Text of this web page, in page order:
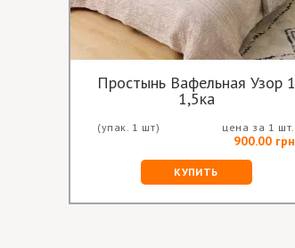
Простынь Вафельная Узор 1
1,5ка
(упак. 1 шт) цена за 1 шт.
900.00 грн
КУПИТЬ